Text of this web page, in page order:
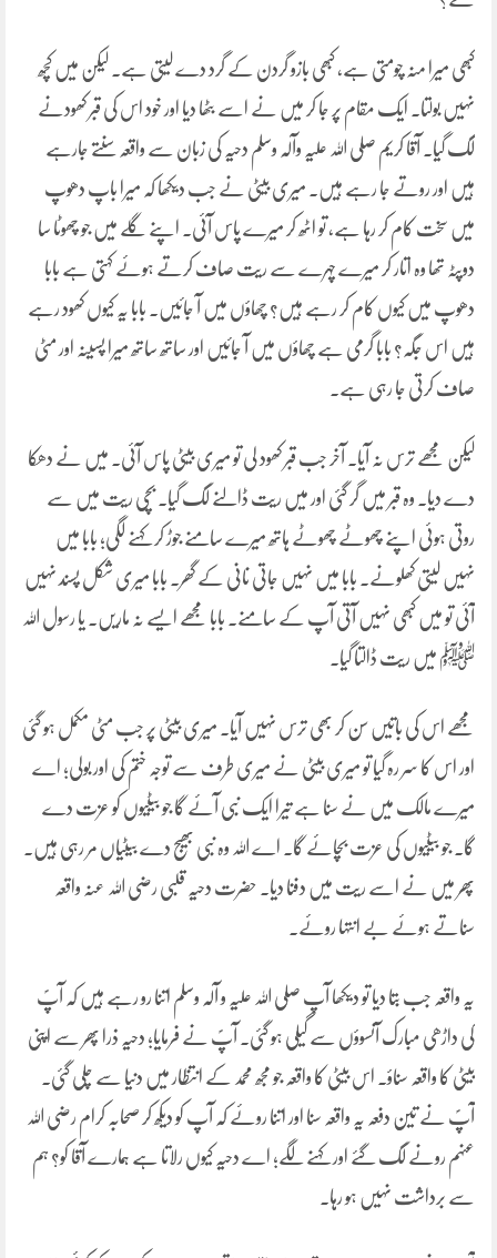
کبھی میرا منہ چومتی ہے، کبھی بازو گردن کے گرد دے لیتی ہے۔ لیکن میں کچھ
نہیں بولتا۔ ایک مقام پر جا کر میں نے اسے بٹھا دیا اور خود اس کی قبر کھودنے
لگ گیا۔ آقا کریم صلی اللہ علیہ وآلہ وسلم دحیہ کی زبان سے واقعہ سنتے جارہے
ہیں اور روتے جا رہے ہیں۔ میری بیٹی نے جب دیکھا کہ میرا باپ دھوپ
میں سخت کام کر رہا ہے، تو اٹھ کر میرے پاس آئی۔ اپنے گلے میں جو چھوٹا سا
دوپٹہ تھا وہ اتار کر میرے چہرے سے ریت صاف کرتے ہوئے کہتی ہے بابا
دھوپ میں کیوں کام کر رہے ہیں؟ چھاؤں میں آ جائیں۔ بابا یہ کیوں کھود رہے
ہیں اس جگہ؟ بابا گرمی ہے چھاؤں میں آ جائیں اور ساتھ ساتھ میرا پسینہ اور مٹی
صاف کرتی جا رہی ہے۔
لیکن مجھے ترس نہ آیا۔ آخر جب قبر کھود لی تو میری بیٹی پاس آئی۔ میں نے دھکا
دے دیا۔ وہ قبر میں گر گئی اور میں ریت ڈالنے لگ گیا۔ بچی ریت میں سے
روتی ہوئی اپنے چھوٹے چھوٹے ہاتھ میرے سامنے جوڑ کر کہنے لگی؛ بابا میں
نہیں لیتی کھلونے۔ بابا میں نہیں جاتی نانی کے گھر۔ بابا میری شکل پسند نہیں
آئی تو میں کبھی نہیں آتی آپ کے سامنے۔ بابا مجھے ایسے نہ ماریں۔ یا رسول اللہ
ﷺ میں ریت ڈالتا گیا۔
مجھے اس کی باتیں سن کر بھی ترس نہیں آیا۔ میری بیٹی پر جب مٹی مکمل ہو گئی
اور اس کا سر رہ گیا تو میری بیٹی نے میری طرف سے توجہ ختم کی اور بولی؛ اے
میرے مالک میں نے سنا ہے تیرا ایک نبی آئے گا جو بیٹیوں کو عزت دے
گا۔ جو بیٹیوں کی عزت بچائے گا۔ اے اللہ وہ نبی بھیج دے بیٹیاں مر رہی ہیں۔
پھر میں نے اسے ریت میں دفنا دیا۔ حضرت دحیہ قلبی رضی اللہ عنہ واقعہ
سناتے ہوئے بے انتہا روئے۔
یہ واقعہ جب بتا دیا تو دیکھا آپ صلی اللہ علیہ و آلہ وسلم اتنا رو رہے ہیں کہ آپؐ
کی داڑھی مبارک آنسوؤں سے گیلی ہو گئی۔ آپؐ نے فرمایا؛ دحیہ ذرا پھر سے اپنی
بیٹی کا واقعہ سناؤ۔ اس بیٹی کا واقعہ جو مجھ محمد کے انتظار میں دنیا سے چلی گئی۔
آپؐ نے تین دفعہ یہ واقعہ سنا اور اتنا روئے کہ آپ کو دیکھ کر صحابہ کرام رضی اللہ
عنہم رونے لگ گئے اور کہنے لگے؛ اے دحیہ کیوں رلاتا ہے ہمارے آقا کو؟ ہم
سے برداشت نہیں ہو رہا۔